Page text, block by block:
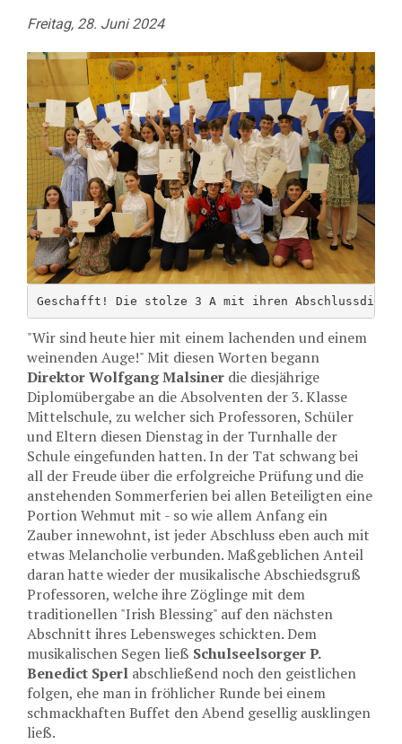
Freitag, 28. Juni 2024
Geschafft! Die stolze 3 A mit ihren
"Wir sind heute hier mit einem lachenden und einem
weinenden Auge!" Mit diesen Worten begann
Direktor Wolfgang Malsiner die diesjährige
Diplomübergabe an die Absolventen der 3. Klasse
Mittelschule, zu welcher sich Professoren, Schüler
und Eltern diesen Dienstag in der Turnhalle der
Schule eingefunden hatten. In der Tat schwang bei
all der Freude über die erfolgreiche Prüfung und die
anstehenden Sommerferien bei allen Beteiligten eine
Portion Wehmut mit - so wie allem Anfang ein
Zauber innewohnt, ist jeder Abschluss eben auch mit
etwas Melancholie verbunden. Maßgeblichen Anteil
daran hatte wieder der musikalische Abschiedsgruß
Professoren, welche ihre Zöglinge mit dem
traditionellen "Irish Blessing" auf den nächsten
Abschnitt ihres Lebensweges schickten. Dem
musikalischen Segen ließ Schulseelsorger P.
Benedict Sperl abschließend noch den geistlichen
folgen, ehe man in fröhlicher Runde bei einem
schmackhaften Buffet den Abend gesellig ausklingen
ließ.